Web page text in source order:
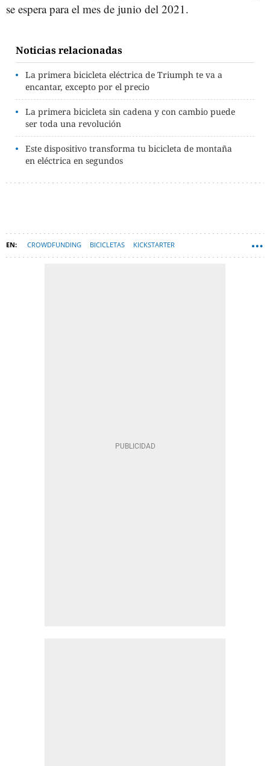
se espera para el mes de junio del 2021.
Noticias relacionadas
La primera bicicleta eléctrica de Triumph te va a
encantar, excepto por el precio
La primera bicicleta sin cadena y con cambio puede
ser toda una revolución
Este dispositivo transforma tu bicicleta de montaña
en eléctrica en segundos
CROWDFUNDING BICICLETAS KICKSTARTER